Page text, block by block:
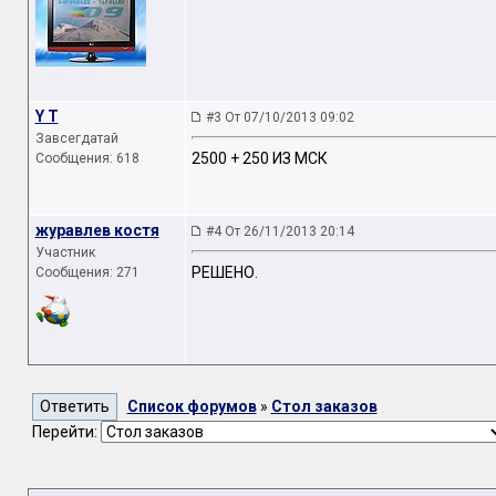
Y T
Завсегдатай
Сообщения: 618
#3 От 07/10/2013 09:02
2500 + 250 ИЗ МСК
журавлев костя
Участник
Сообщения: 271
#4 От 26/11/2013 20:14
РЕШЕНО.
Список форумов» Стол заказов
Перейти: